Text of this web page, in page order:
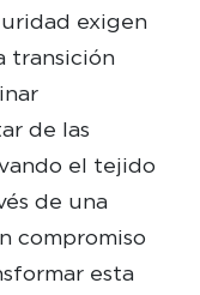
exigen
transición
de las
el tejido
de una
compromiso
esta